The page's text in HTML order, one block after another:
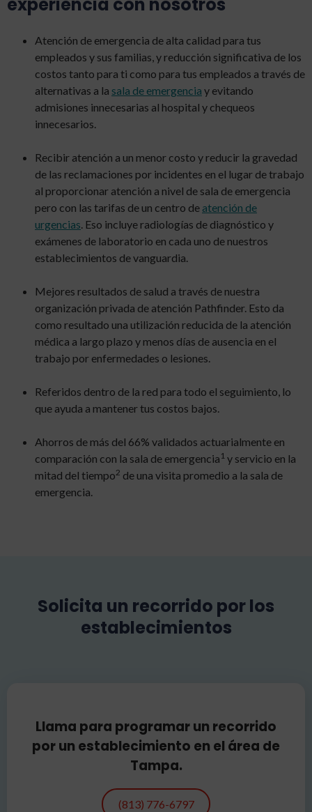
Atención de emergencia de alta calidad para tus
empleados y sus familias, y reducción significativa de los
costos tanto para ti como para tus empleados a través de
alternativas a la sala de emergencia y evitando
admisiones innecesarias al hospital y chequeos
innecesarios.
Recibir atención a un menor costo y reducir la gravedad
de las reclamaciones por incidentes en el lugar de trabajo
al proporcionar atención a nivel de sala de emergencia
pero con las tarifas de un centro de atención de
urgencias. Eso incluye radiologías de diagnóstico y
exámenes de laboratorio en cada uno de nuestros
establecimientos de vanguardia.
Mejores resultados de salud a través de nuestra
organización privada de atención Pathfinder. Esto da
como resultado una utilización reducida de la atención
médica a largo plazo y menos días de ausencia en el
trabajo por enfermedades o lesiones.
Referidos dentro de la red para todo el seguimiento, lo
que ayuda a mantener tus costos bajos.
Ahorros de más del 66% validados actuarialmente en
comparación con la sala de emergencia 1 y servicio en la
mitad del tiempo2 de una visita promedio a la sala de
emergencia.
Solicita un recorrido por los
establecimientos
Llama para programar un recorrido
por un establecimiento en el área de
Tampa.
(813) 776-6797